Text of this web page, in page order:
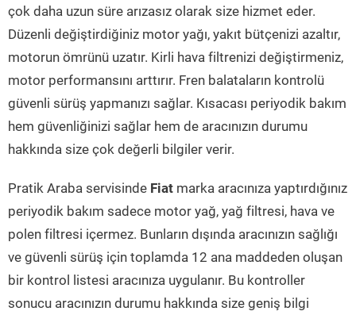
çok daha uzun süre arızasız olarak size hizmet eder.
Düzenli değiştirdiğiniz motor yağı, yakıt bütçenizi azaltır,
motorun ömrünü uzatır. Kirli hava filtrenizi değiştirmeniz,
motor performansını arttırır. Fren balataların kontrolü
güvenli sürüş yapmanızı sağlar. Kısacası periyodik bakım
hem güvenliğinizi sağlar hem de aracınızın durumu
hakkında size çok değerli bilgiler verir.
Pratik Araba servisinde Fiat marka aracınıza yaptırdığınız
periyodik bakım sadece motor yağ, yağ filtresi, hava ve
polen filtresi içermez. Bunların dışında aracınızın sağlığı
ve güvenli sürüş için toplamda 12 ana maddeden oluşan
bir kontrol listesi aracınıza uygulanır. Bu kontroller
sonucu aracınızın durumu hakkında size geniş bilgi